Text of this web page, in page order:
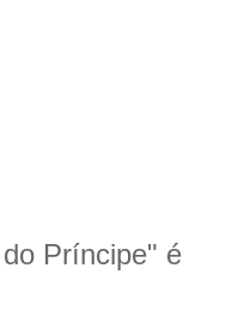
Príncipe" é